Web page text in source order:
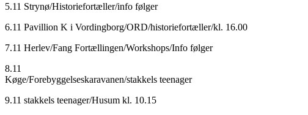
5.11 Strynø/Historiefortæller/info følger
6.11 Pavillion K i Vordingborg/ORD/historiefortæller/kl. 16.00
7.11 Herlev/Fang Fortællingen/Workshops/Info følger
8.11
Køge/Forebyggelseskaravanen/stakkels teenager
9.11 stakkels teenager/Husum kl. 10.15